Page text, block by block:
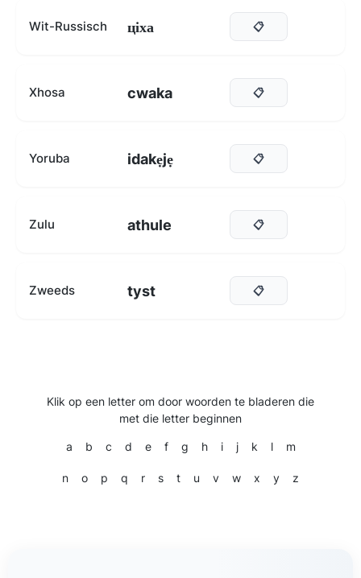
Wit-Russisch ціха 📋
Xhosa cwaka 📋
Yoruba idakẹjẹ 📋
Zulu athule 📋
Zweeds tyst 📋
Klik op een letter om door woorden te bladeren die
met die letter beginnen
a b c d e f g h i j k l m
n o p q r s t u v w x y z